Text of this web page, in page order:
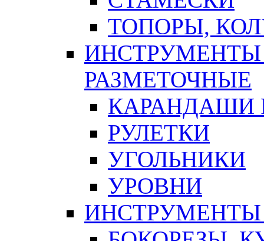
ТОПОРЫ,
ИНСТРУМЕНТЫ
РАЗМЕТОЧНЫЕ
КАРАНДАШИ
РУЛЕТКИ
УГОЛЬНИКИ
УРОВНИ